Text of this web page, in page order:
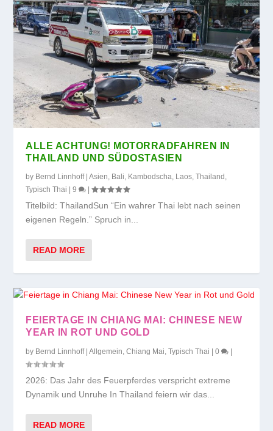
ALLE ACHTUNG! MOTORRADFAHREN IN
THAILAND UND SÜDOSTASIEN
by Bernd Linnhoff|Asien, Bali, Kambodscha, Laos,Thailand ,
Typisch Thai
|9 |
Titelbild: ThailandSun “Ein wahrer Thai lebt nach seinen
eigenen Regeln.” Spruch in...
READ MORE
FEIERTAGE IN CHIANG MAI: CHINESE NEW
YEAR IN ROT UND GOLD
by Bernd Linnhoff|Allgemein,Chiang Mai,Typisch Thai |0
2026: Das Jahr des Feuerpferdes verspricht extreme
Dynamik und Unruhe In Thailand feiern wir das...
READ MORE